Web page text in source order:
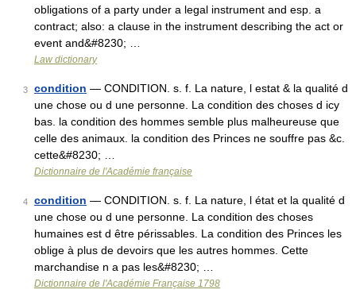
obligations of a party under a legal instrument and esp. a
contract; also: a clause in the instrument describing the act or
event and&#8230; …
Law dictionary
3 condition — CONDITION. s. f. La nature, l estat & la qualité d
une chose ou d une personne. La condition des choses d icy
bas. la condition des hommes semble plus malheureuse que
celle des animaux. la condition des Princes ne souffre pas &c.
cette&#8230; …
Dictionnaire de l'Académie française
4 condition — CONDITION. s. f. La nature, l état et la qualité d
une chose ou d une personne. La condition des choses
humaines est d être périssables. La condition des Princes les
oblige à plus de devoirs que les autres hommes. Cette
marchandise n a pas les&#8230; …
Dictionnaire de l'Académie Française 1798